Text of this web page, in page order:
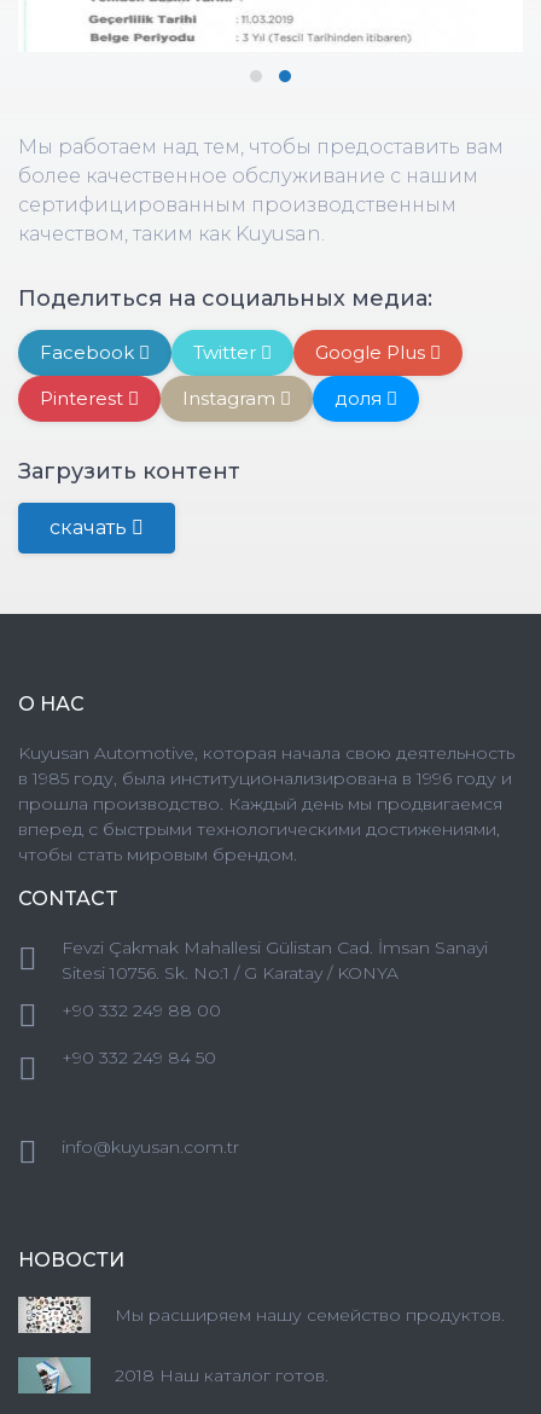
Мы работаем над тем, чтобы предоставить вам
более качественное обслуживание с нашим
сертифицированным производственным
качеством, таким как Kuyusan.
Поделиться на социальных медиа:
Facebook Twitter
Google Plus
Pinterest
Instagram доля
Загрузить контент
скачать
О НАС
Kuyusan Automotive, которая начала свою деятельность
в 1985 году, была институционализирована в 1996 году и
прошла производство. Каждый день мы продвигаемся
вперед с быстрыми технологическими достижениями,
чтобы стать мировым брендом.
CONTACT
Fevzi Çakmak Mahallesi Gülistan Cad. İmsan Sanayi
Sitesi 10756. Sk. No:1 / G Karatay / KONYA
+90 332 249 88 00
+90 332 249 84 50
info@kuyusan.com.tr
НОВОСТИ
Мы расширяем нашу семейство продуктов.
2018 Наш каталог готов.